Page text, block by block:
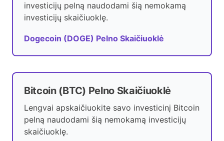
investicijų pelną naudodami šią nemokamą
investicijų skaičiuoklę.
Dogecoin (DOGE) Pelno Skaičiuoklė
Bitcoin (BTC) Pelno Skaičiuoklė
Lengvai apskaičiuokite savo investicinį Bitcoin
pelną naudodami šią nemokamą investicijų
skaičiuoklę.